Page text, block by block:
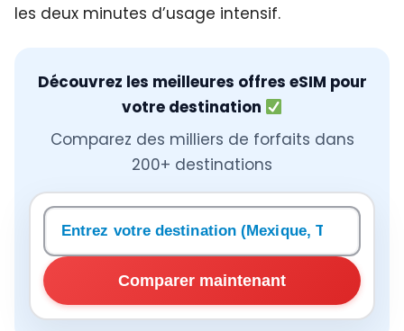
les deux minutes d’usage intensif.
Découvrez les meilleures offres eSIM pour
votre destination
Comparez des milliers de forfaits dans
200+ destinations
Rechercher une destination
Comparer maintenant